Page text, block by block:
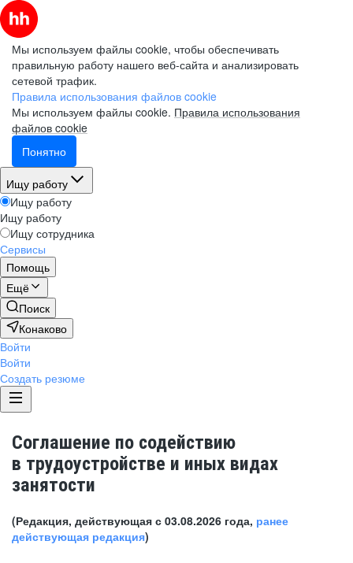
Мы используем файлы cookie, чтобы обеспечивать
правильную работу нашего веб-сайта и анализировать
сетевой трафик.
Правила использования файлов cookie
Мы используем файлы cookie. Правила использования
файлов cookie
Понятно
Ищу работу
Ищу работу
Ищу работу
Ищу сотрудника
Сервисы
Помощь
Ещё
Поиск
Конаково
Войти
Войти
Создать резюме
Соглашение по содействию
в трудоустройстве и иных видах
занятости
(Редакция, действующая с 03.08.2026 года, ранее
действующая редакция)